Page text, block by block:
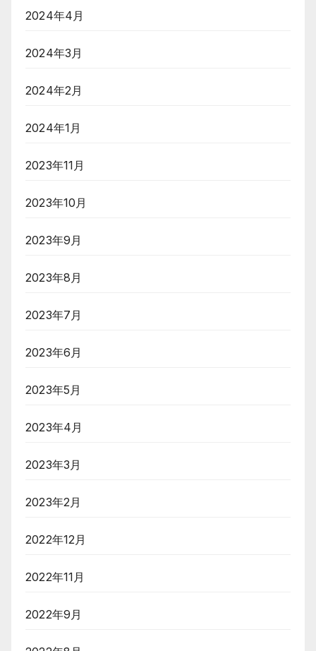
2024年4月
2024年3月
2024年2月
2024年1月
2023年11月
2023年10月
2023年9月
2023年8月
2023年7月
2023年6月
2023年5月
2023年4月
2023年3月
2023年2月
2022年12月
2022年11月
2022年9月